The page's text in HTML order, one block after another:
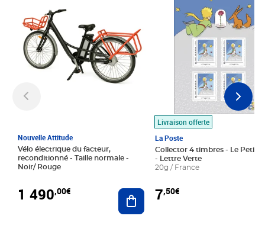
Nouvelle Attitude
Vélo électrique du facteur,
reconditionné - Taille normale -
Noir/ Rouge
1 490,00€ Ajouter au panier
Livraison offerte
La Poste
Collector 4 timbres - Le Petit
- Lettre Verte
20g / France
7,50€